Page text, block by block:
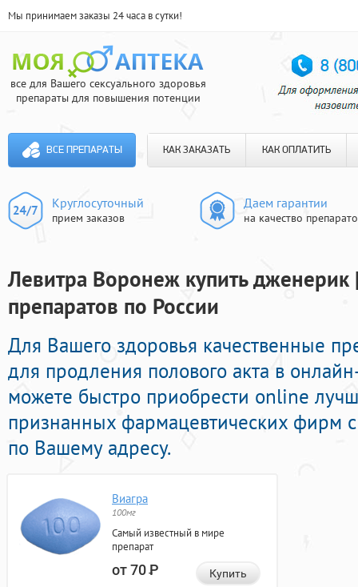
Мы принимаем заказы 24 часа в сутки!
все для Вашего сексуального здоровья
препараты для повышения потенции
ВСЕ ПРЕПАРАТЫ КАК ЗАКАЗАТЬ КАК ОПЛАТИТЬ
Круглосуточный
прием заказов
Даем гарантии
на качество
Левитра Воронеж купить дженерик
препаратов по России
Для Вашего здоровья качественные
для продления полового акта в
можете быстро приобрести online
признанных фармацевтических фирм с
по Вашему адресу.
Виагра
100мг
Самый известный в мире
препарат
от 70Р Купить